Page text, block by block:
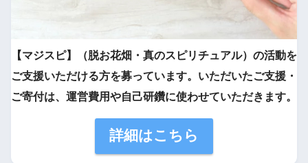
【マジスピ】（脱お花畑・真のスピリチュアル）の活動を
ご支援いただける方を募っています。いただいたご支援・
ご寄付は、運営費用や自己研鑽に使わせていただきます。
詳細はこちら